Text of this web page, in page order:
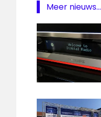
Meer nieuws...